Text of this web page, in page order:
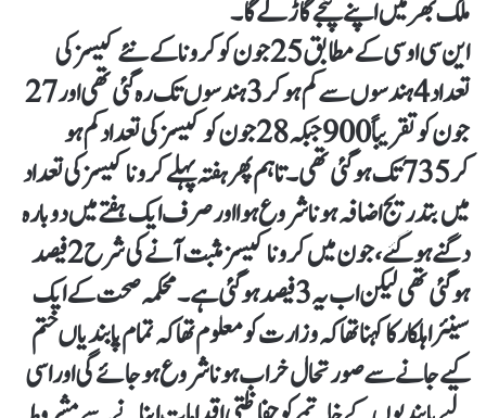
ملک بھر میں اپنے پنجے گاڑ لے گا۔
این سی او سی کے مطابق 25 جون کو کرونا کے نئے کیسز کی
تعداد 4 ہندسوں سے کم ہو کر 3 ہندسوں تک رہ گئی تھی اور 27
جون کو تقریباً 900 جبکہ 28 جون کو کیسز کی تعداد کم ہو
کر 735 تک ہوگئی تھی۔ تاہم پھر ہفتہ پہلے کرونا کیسز کی تعداد
میں بتدریج اضافہ ہونا شروع ہوا اور صرف ایک ہفتے میں دوبارہ
دگنے ہو گئے، جون میں کرونا کیسز مثبت آنے کی شرح 2 فیصد
ہوگئی تھی لیکن اب یہ 3 فیصد ہوگئی ہے۔ محکمہ صحت کے ایک
سینئر اہلکار کا کہنا تھا کہ وزارت کو معلوم تھا کہ تمام پابندیاں ختم
کیے جانے سے صورتحال خراب ہونا شروع ہو جائے گی اور اسی